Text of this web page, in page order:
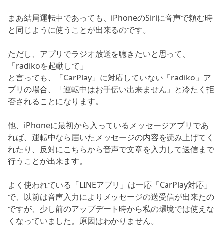
まあ結局運転中であっても、iPhoneのSiriに音声で頼む時
と同じように使うことが出来るのです。
ただし、アプリでラジオ放送を聴きたいと思って、
「radikoを起動して」
と言っても、「CarPlay」に対応していない「radiko」ア
プリの場合、「運転中はお手伝い出来ません」と冷たく拒
否されることになります。
他、iPhoneに最初から入っているメッセージアプリであ
れば、運転中なら届いたメッセージの内容を読み上げてく
れたり、反対にこちらから音声で文章を入力して送信まで
行うことが出来ます。
よく使われている「LINEアプリ」は一応「CarPlay対応」
で、以前は音声入力によりメッセージの送受信が出来たの
ですが、少し前のアップデート時から私の環境では使えな
くなっていました。原因はわかりません。